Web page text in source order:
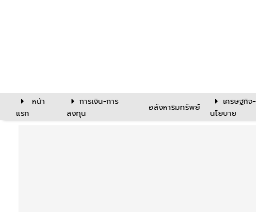
หน้า
แรก
การเงิน-การ
ลงทุน
อสังหาริมทรัพย์
เศรษฐกิจ-
นโยบาย